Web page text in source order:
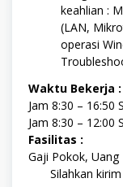
keahlian :
(LAN,
operasi
Waktu Bekerja :
Jam 8:30 – 16:50
Jam 8:30 – 12:00
Fasilitas :
Gaji Pokok, Uang
Silahkan